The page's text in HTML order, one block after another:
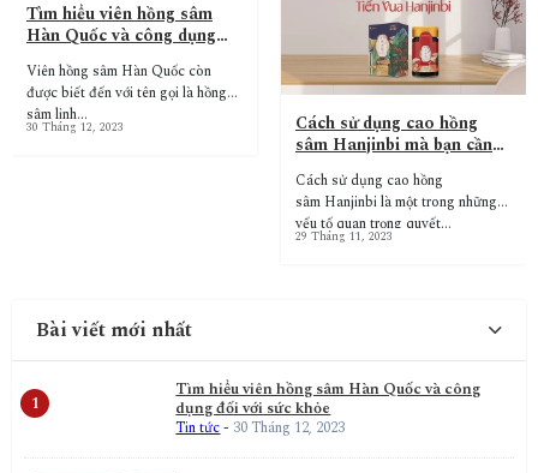
Tìm hiểu viên hồng sâm
Hàn Quốc và công dụng
đối với sức khỏe
Viên hồng sâm Hàn Quốc còn
được biết đến với tên gọi là hồng
sâm linh…
30 Tháng 12, 2023
Cách sử dụng cao hồng
sâm Hanjinbi mà bạn cần
biết
Cách sử dụng cao hồng
sâm Hanjinbi là một trong những
yếu tố quan trọng quyết…
29 Tháng 11, 2023
Bài viết mới nhất
Tìm hiểu viên hồng sâm Hàn Quốc và công
dụng đối với sức khỏe
Tin tức- 30 Tháng 12, 2023